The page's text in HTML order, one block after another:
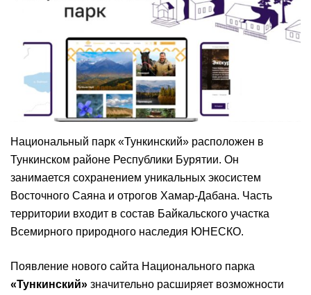
Национальный парк «Тункинский» расположен в
Тункинском районе Республики Бурятии. Он
занимается сохранением уникальных экосистем
Восточного Саяна и отрогов Хамар-Дабана. Часть
территории входит в состав Байкальского участка
Всемирного природного наследия ЮНЕСКО.
Появление нового сайта Национального парка
«Тункинский» значительно расширяет возможности